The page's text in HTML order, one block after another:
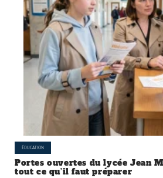
ÉDUCATION
Portes ouvertes du lycée Jean
tout ce qu’il faut préparer